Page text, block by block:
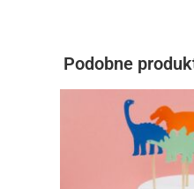
Podobne